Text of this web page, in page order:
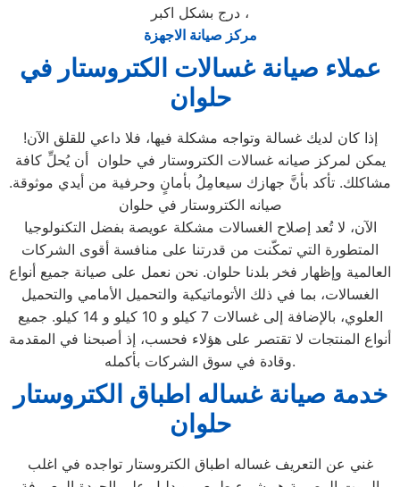
درج بشكل اكبر ،
مركز صيانة الاجهزة
عملاء صيانة غسالات الكتروستار في
حلوان
إذا كان لديك غسالة وتواجه مشكلة فيها، فلا داعي للقلق الآن!
يمكن لمركز صيانه غسالات الكتروستار في حلوان أن يُحلِّ كافة
مشاكلك. تأكد بأنَّ جهازك سيعامِلُ بأمانٍ وحرفية من أيدي موثوقة.
صيانه الكتروستار في حلوان
الآن، لا تُعد إصلاح الغسالات مشكلة عويصة بفضل التكنولوجيا
المتطورة التي تمكّنت من قدرتنا على منافسة أقوى الشركات
العالمية وإظهار فخر بلدنا حلوان. نحن نعمل على صيانة جميع أنواع
الغسالات، بما في ذلك الأتوماتيكية والتحميل الأمامي والتحميل
العلوي، بالإضافة إلى غسالات 7 كيلو و 10 كيلو و 14 كيلو. جميع
أنواع المنتجات لا تقتصر على هؤلاء فحسب، إذ أصبحنا في المقدمة
وقادة في سوق الشركات بأكمله.
خدمة صيانة غساله اطباق الكتروستار
حلوان
غني عن التعريف غساله اطباق الكتروستار تواجده في اغلب